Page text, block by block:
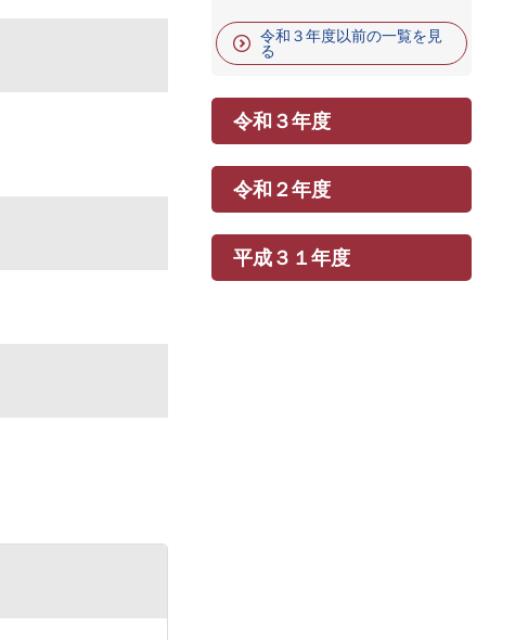
令和３年度以前の一覧を見
る
令和３年度
令和２年度
平成３１年度